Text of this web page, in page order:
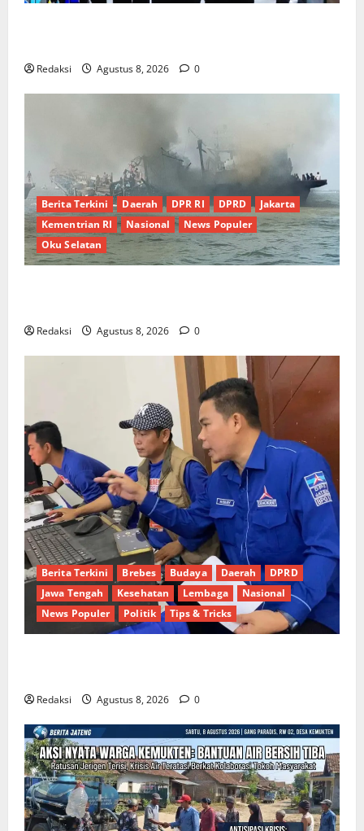
Redaksi Agustus 8, 2026 0
Berita Terkini Daerah DPR RI DPRD
Jakarta
Kementrian RI
Nasional
News Populer
Oku Selatan
Redaksi Agustus 8, 2026 0
Berita Terkini Brebes Budaya Daerah
DPRD
Jawa Tengah
Kesehatan Lembaga
Nasional
News Populer
Politik Tips & Tricks
Redaksi Agustus 8, 2026 0